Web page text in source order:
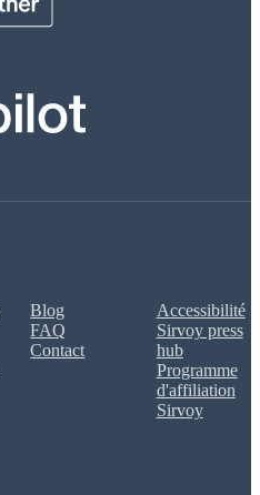
Blog
FAQ
Contact
Accessibilité
Sirvoy press
hub
Programme
d'affiliation
Sirvoy